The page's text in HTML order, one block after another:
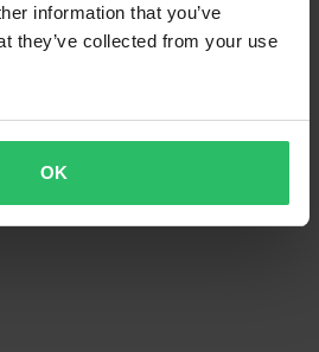
information that you’ve
they’ve collected from your use
OK